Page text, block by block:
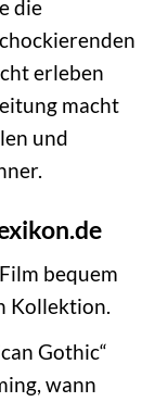
die
erleben
macht
und
bequem
Kollektion.
Gothic“
wann